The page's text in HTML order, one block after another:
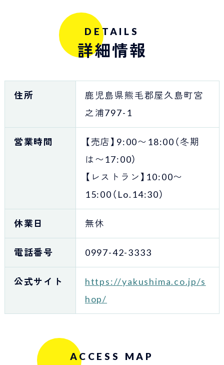
DETAILS
詳細情報
住所
鹿児島県熊毛郡屋久島町宮
之浦797-1
営業時間
【売店】9:00〜18:00（冬期
は〜17:00）
【レストラン】10:00〜
15:00（Lo.14:30）
休業日 無休
電話番号 0997-42-3333
公式サイト
https://yakushima.co.jp/s
hop/
ACCESS MAP